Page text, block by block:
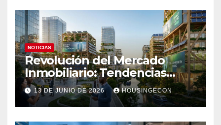
NOTICIAS
Revolución del Mercado
Inmobiliario: Tendencias
Clave 2023
13 DE JUNIO DE 2026 HOUSINGECON